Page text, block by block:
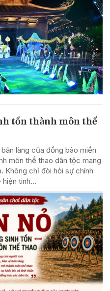
tồn thành môn thể
làng của đồng bào miền
môn thể thao dân tộc mang
Không chỉ đòi hỏi sự chính
tinh...